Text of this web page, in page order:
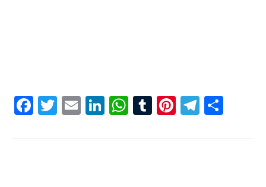
Facebook
Twitter
EmailLinkedIn
WhatsApp
Tumblr
Pinterest